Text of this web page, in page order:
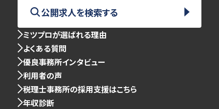
公開求人を検索する
ミツプロが選ばれる理由
よくある質問
優良事務所インタビュー
利用者の声
税理士事務所の採用支援はこちら
年収診断